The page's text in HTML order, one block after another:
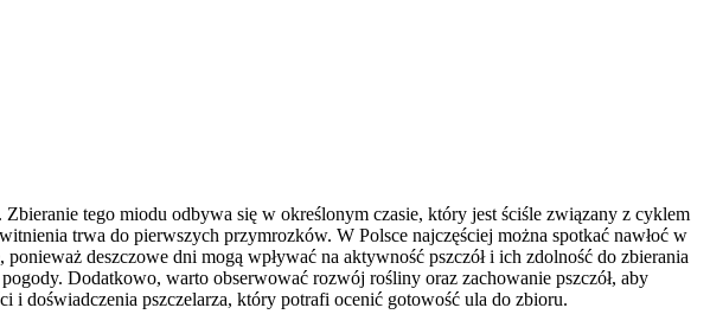
tego miodu odbywa się w określonym czasie, który jest ściśle związany z cyklem
trwa do pierwszych przymrozków. W Polsce najczęściej można spotkać nawłoć w
deszczowe dni mogą wpływać na aktywność pszczół i ich zdolność do zbierania
Dodatkowo, warto obserwować rozwój rośliny oraz zachowanie pszczół, aby
i doświadczenia pszczelarza, który potrafi ocenić gotowość ula do zbioru.